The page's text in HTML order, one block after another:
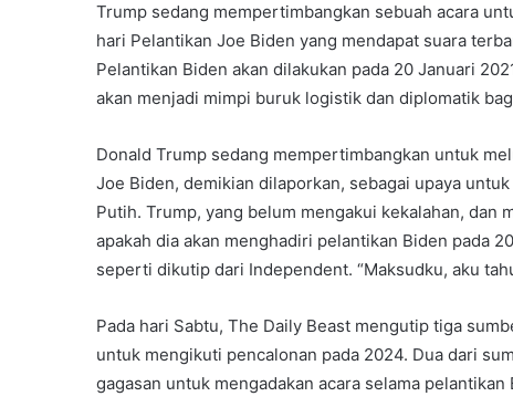
Trump sedang mempertimbangkan sebuah acara
hari Pelantikan Joe Biden yang mendapat suara
Pelantikan Biden akan dilakukan pada 20 Januari
akan menjadi mimpi buruk logistik dan diplomatik
Donald Trump sedang mempertimbangkan untuk
Joe Biden, demikian dilaporkan, sebagai upaya
Putih. Trump, yang belum mengakui kekalahan, dan
apakah dia akan menghadiri pelantikan Biden pada
seperti dikutip dari Independent. “Maksudku, aku
Pada hari Sabtu, The Daily Beast mengutip tiga
untuk mengikuti pencalonan pada 2024. Dua dari
gagasan untuk mengadakan acara selama pelantikan